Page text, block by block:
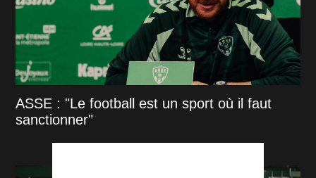
ASSE : "Le football est un sport où il faut
sanctionner"